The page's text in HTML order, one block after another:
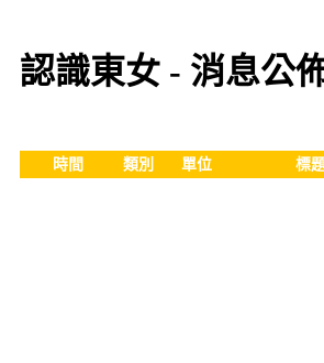
認識東女 - 消息公
時間 類別 單位 標